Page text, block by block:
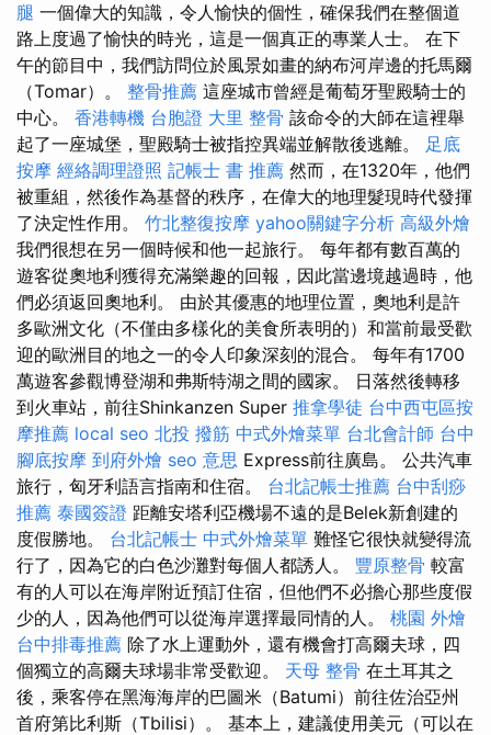
腿 一個偉大的知識，令人愉快的個性，確保我們在整個道
路上度過了愉快的時光，這是一個真正的專業人士。 在下
午的節目中，我們訪問位於風景如畫的納布河岸邊的托馬爾
（Tomar）。 整骨推薦 這座城市曾經是葡萄牙聖殿騎士的
中心。 香港轉機 台胞證 大里 整骨 該命令的大師在這裡舉
起了一座城堡，聖殿騎士被指控異端並解散後逃離。 足底
按摩 經絡調理證照 記帳士 書 推薦 然而，在1320年，他們
被重組，然後作為基督的秩序，在偉大的地理髮現時代發揮
了決定性作用。 竹北整復按摩 yahoo關鍵字分析 高級外燴
我們很想在另一個時候和他一起旅行。 每年都有數百萬的
遊客從奧地利獲得充滿樂趣的回報，因此當邊境越過時，他
們必須返回奧地利。 由於其優惠的地理位置，奧地利是許
多歐洲文化（不僅由多樣化的美食所表明的）和當前最受歡
迎的歐洲目的地之一的令人印象深刻的混合。 每年有1700
萬遊客參觀博登湖和弗斯特湖之間的國家。 日落然後轉移
到火車站，前往Shinkanzen Super 推拿學徒 台中西屯區按
摩推薦 local seo 北投 撥筋 中式外燴菜單 台北會計師 台中
腳底按摩 到府外燴 seo 意思 Express前往廣島。 公共汽車
旅行，匈牙利語言指南和住宿。 台北記帳士推薦 台中刮痧
推薦 泰國簽證 距離安塔利亞機場不遠的是Belek新創建的
度假勝地。 台北記帳士 中式外燴菜單 難怪它很快就變得流
行了，因為它的白色沙灘對每個人都誘人。 豐原整骨 較富
有的人可以在海岸附近預訂住宿，但他們不必擔心那些度假
少的人，因為他們可以從海岸選擇最同情的人。 桃園 外燴
台中排毒推薦 除了水上運動外，還有機會打高爾夫球，四
個獨立的高爾夫球場非常受歡迎。 天母 整骨 在土耳其之
後，乘客停在黑海海岸的巴圖米（Batumi）前往佐治亞州
首府第比利斯（Tbilisi）。 基本上，建議使用美元（可以在